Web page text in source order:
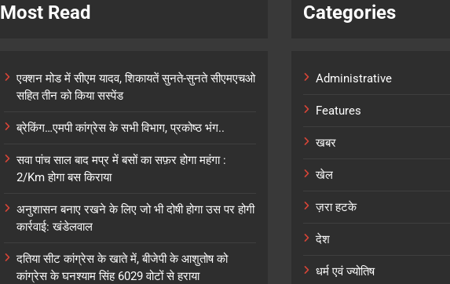
Most Read
एक्शन मोड में सीएम यादव, शिकायतें सुनते-सुनते सीएमएचओ
सहित तीन को किया सस्पेंड
ब्रेकिंग…एमपी कांग्रेस के सभी विभाग, प्रकोष्ठ भंग..
सवा पांच साल बाद मप्र में बसों का सफ़र होगा महंगा :
2/Km होगा बस किराया
अनुशासन बनाए रखने के लिए जो भी दोषी होगा उस पर होगी
कार्रवाई: खंडेलवाल
दतिया सीट कांग्रेस के खाते में, बीजेपी के आशुतोष को
कांग्रेस के घनश्याम सिंह 6029 वोटों से हराया
Categories
Administrative
Features
खबर
खेल
ज़रा हटके
देश
धर्म एवं ज्योतिष